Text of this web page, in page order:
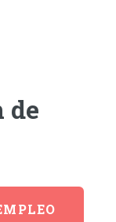
de